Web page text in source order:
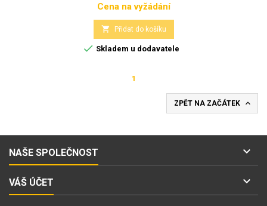
Cena
Cena na vyžádání
 Přidat do košíku
 Skladem u dodavatele
1
ZPĚT NA ZAČÁTEK 
NAŠE SPOLEČNOST 
VÁŠ ÚČET 